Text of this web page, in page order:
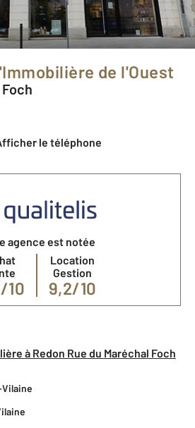
de l'Ouest
Foch
Afficher le téléphone
agence est notée
10
Location
Gestion
9,2/10
à Redon Rue du Maréchal Foch